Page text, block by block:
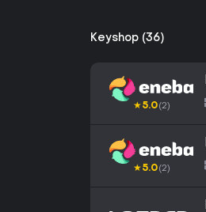
Keyshop (36)
★5.0(2)
★5.0(2)